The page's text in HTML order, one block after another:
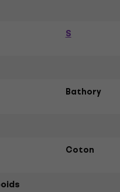
S
Bathory
Coton